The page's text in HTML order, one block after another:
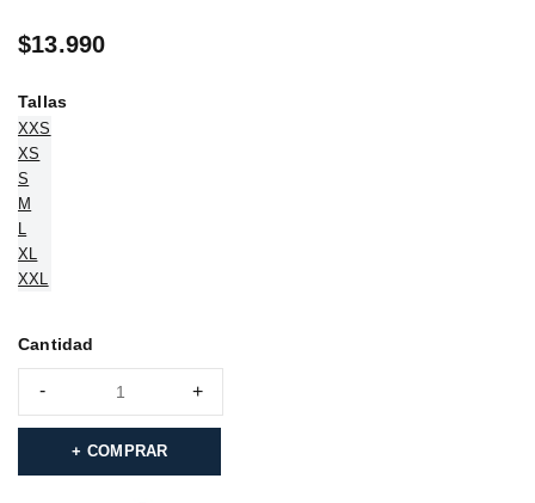
$13.990
Tallas
XXS
XS
S
M
XL
XXL
Cantidad
COMPRAR